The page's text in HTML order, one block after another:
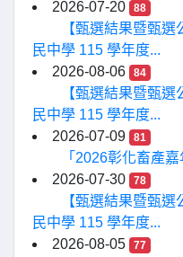
2026-07-20
88
【甄選結果暨甄
民中學 115 學年度...
2026-08-06
84
【甄選結果暨甄
民中學 115 學年度...
2026-07-09
81
「2026彰化畜產
2026-07-30
78
【甄選結果暨甄
民中學 115 學年度...
2026-08-05
77